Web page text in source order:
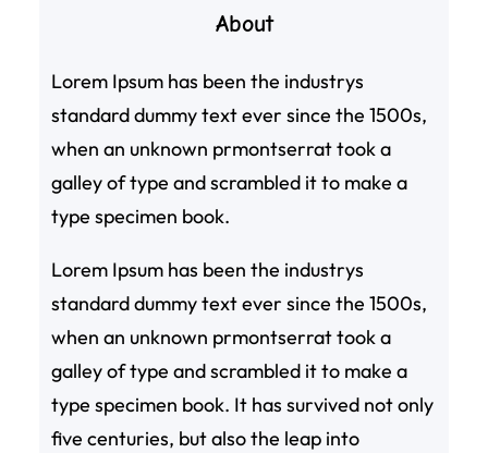
About
Lorem Ipsum has been the industrys
standard dummy text ever since the 1500s,
when an unknown prmontserrat took a
galley of type and scrambled it to make a
type specimen book.
Lorem Ipsum has been the industrys
standard dummy text ever since the 1500s,
when an unknown prmontserrat took a
galley of type and scrambled it to make a
type specimen book. It has survived not only
five centuries, but also the leap into